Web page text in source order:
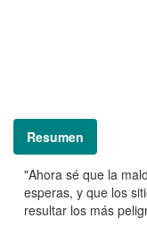
Resumen
"Ahora sé que la
esperas, y que los
resultar los más